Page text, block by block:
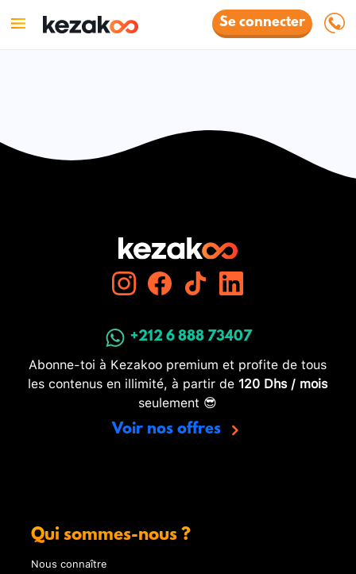
Se connecter
+212 6 888 73407
Abonne-toi à Kezakoo premium et profite de tous
les contenus en illimité, à partir de 120 Dhs / mois
seulement 😎
Voir nos offres
Qui sommes-nous ?
Nous connaître